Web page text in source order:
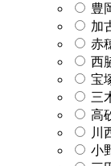
豊
加
赤
西
宝
三
高
川
小